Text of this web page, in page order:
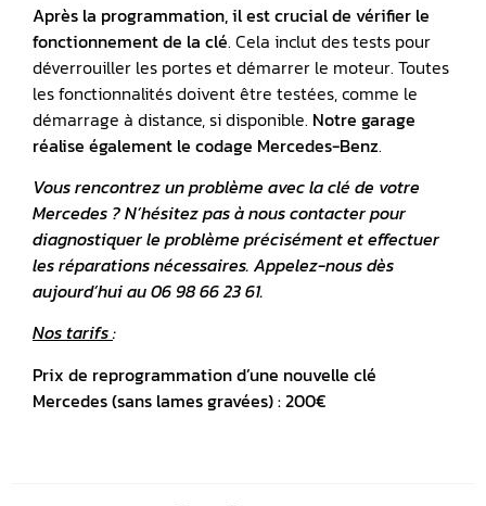
Après la programmation, il est crucial de vérifier le
fonctionnement de la clé. Cela inclut des tests pour
déverrouiller les portes et démarrer le moteur. Toutes
les fonctionnalités doivent être testées, comme le
démarrage à distance, si disponible. Notre garage
réalise également le codage Mercedes-Benz.
Vous rencontrez un problème avec la clé de votre
Mercedes ? N’hésitez pas à nous contacter pour
diagnostiquer le problème précisément et effectuer
les réparations nécessaires. Appelez-nous dès
aujourd’hui au 06 98 66 23 61.
Nos tarifs:
Prix de reprogrammation d’une nouvelle clé
Mercedes (sans lames gravées) : 200€